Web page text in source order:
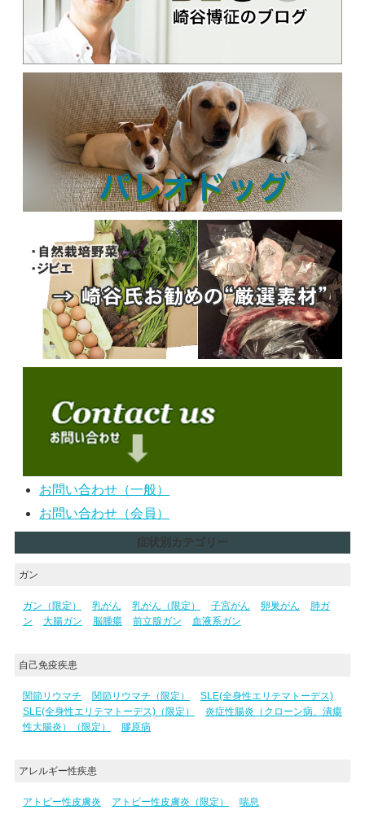
お問い合わせ（一般）
お問い合わせ（会員）
症状別カテゴリー
ガン
ガン（限定） 乳がん 乳がん（限定） 子宮がん 卵巣がん
肺ガ
ン
大腸ガン 脳腫瘍 前立腺ガン 血液系ガン
自己免疫疾患
関節リウマチ 関節リウマチ（限定）
SLE(全身性エリテマトーデス)
SLE(全身性エリテマトーデス)（限定）
炎症性腸炎（クローン病、潰瘍
性大腸炎）（限定）
膠原病
アレルギー性疾患
アトピー性皮膚炎 アトピー性皮膚炎（限定） 喘息